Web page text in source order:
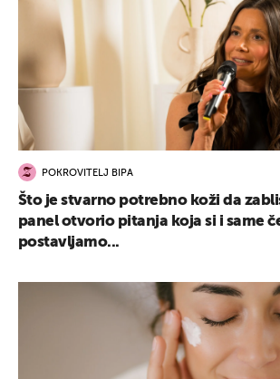
POKROVITELJ BIPA
Što je stvarno potrebno koži da
panel otvorio pitanja koja si i same
postavljamo...